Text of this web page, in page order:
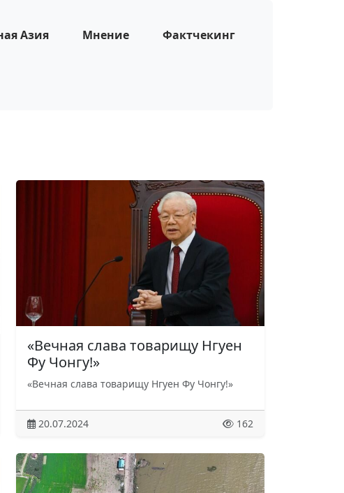
Азия Мнение Фактчекинг
«Вечная слава товарищу Нгуен
Фу Чонгу!»
«Вечная слава товарищу Нгуен Фу Чонгу!»
20.07.2024 162